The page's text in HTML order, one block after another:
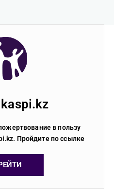
в пользу
Пройдите по ссылке